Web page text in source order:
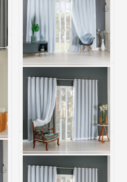
Cáqui
R$ 569,90
6x de R$ 94,98 sem juros
Cortina Blackout Com Voil
Varão Simples 2M Argus
R$ 304,50
6x de R$ 50,75 sem juros
Cortina Blackout Com Voil
Varão Simples 2M Argus